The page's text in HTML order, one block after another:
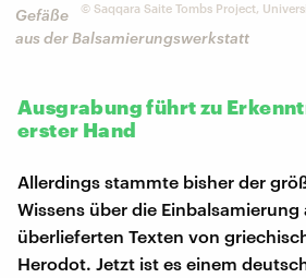
© Saqqara Saite Tombs Project,
Gefäße
aus der Balsamierungswerkstatt
Ausgrabung führt zu
erster Hand
Allerdings stammte bisher der
Wissens über die Einbalsamierung
überlieferten Texten von
Herodot. Jetzt ist es einem